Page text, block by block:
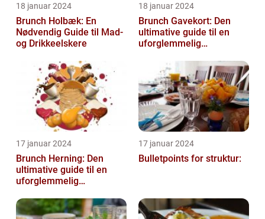
18 januar 2024
Brunch Holbæk: En
Nødvendig Guide til Mad-
og Drikkeelskere
18 januar 2024
Brunch Gavekort: Den
ultimative guide til en
uforglemmelig
17 januar 2024
Brunch Herning: Den
ultimative guide til en
uforglemmelig
17 januar 2024
Bulletpoints for struktur: